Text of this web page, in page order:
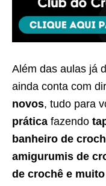
Além das aulas já
ainda conta com
novos, tudo para
prática fazendo
banheiro de
amigurumis de
de crochê e